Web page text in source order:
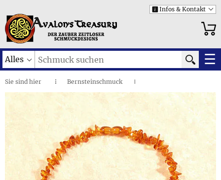
i Infos & Kontakt
Alles ☰
Sie sind hier ◌ Bernsteinschmuck I
Naturbernstein: Klassische Designs
Cognacfarbene Bernsteinsplitter • Babykette